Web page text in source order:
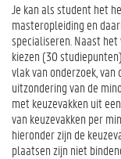
Je kan als student het
masteropleiding en
specialiseren. Naast
kiezen (30
vlak van onderzoek,
uitzondering van de
met keuzevakken uit
van keuzevakken per
hieronder zijn de
plaatsen zijn niet